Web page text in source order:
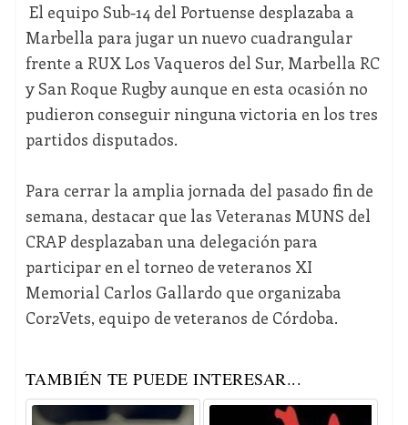
El equipo Sub-14 del Portuense desplazaba a
Marbella para jugar un nuevo cuadrangular
frente a RUX Los Vaqueros del Sur, Marbella RC
y San Roque Rugby aunque en esta ocasión no
pudieron conseguir ninguna victoria en los tres
partidos disputados.
Para cerrar la amplia jornada del pasado fin de
semana, destacar que las Veteranas MUNS del
CRAP desplazaban una delegación para
participar en el torneo de veteranos XI
Memorial Carlos Gallardo que organizaba
Cor2Vets, equipo de veteranos de Córdoba.
TAMBIÉN TE PUEDE INTERESAR...